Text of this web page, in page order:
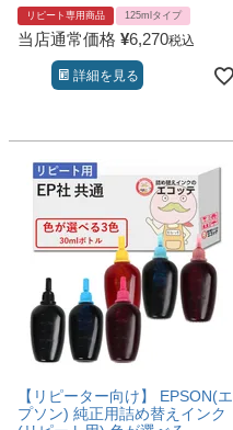
リピート専用商品 125mlタイプ
当店通常価格 ¥6,270税込
詳細を見る
【リピーター向け】 EPSON(エ
プソン) 純正用詰め替えインク